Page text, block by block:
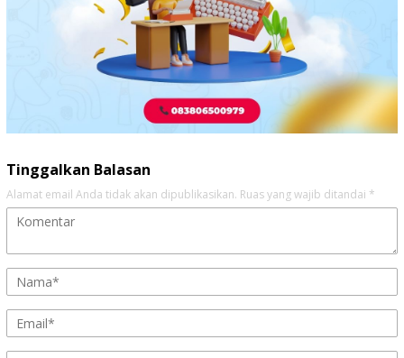
Tinggalkan Balasan
Alamat email Anda tidak akan dipublikasikan. Ruas yang wajib ditandai *